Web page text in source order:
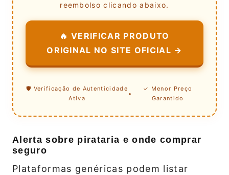
reembolso clicando abaixo.
🔥 VERIFICAR PRODUTO
ORIGINAL NO SITE OFICIAL →
🛡️ Verificação de Autenticidade
Ativa
•
✓ Menor Preço
Garantido
Alerta sobre pirataria e onde comprar
seguro
Plataformas genéricas podem listar